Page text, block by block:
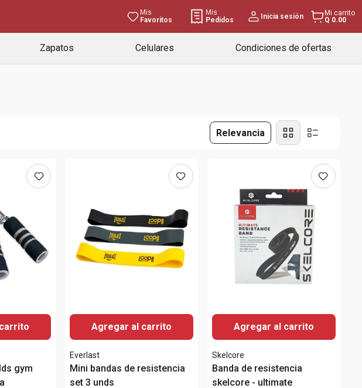
Mis
Favoritos
Mis
Pedidos
Inicia sesión
Mi carrito
Q 0.00
Zapatos Celulares Condiciones de ofertas
Relevancia
gym
Agregar al carrito
Everlast
Mini bandas de resistencia
set 3 unds
Agregar al carrito
Skelcore
Banda de resistencia
skelcore - ultimate